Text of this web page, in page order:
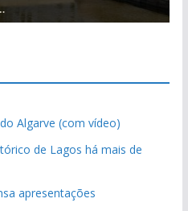
Algarve (com vídeo)
de Lagos há mais de
apresentações